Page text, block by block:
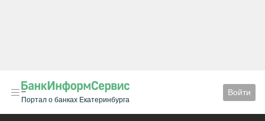
Портал о банках Екатеринбурга
Войти